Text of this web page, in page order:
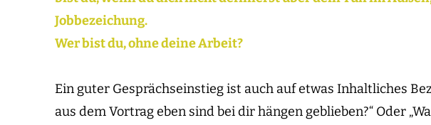
Jobbezeichung.
Wer bist du, ohne deine Arbeit?
Ein guter Gesprächseinstieg ist auch auf etwas Inhaltliches
aus dem Vortrag eben sind bei dir hängen geblieben?“ Oder